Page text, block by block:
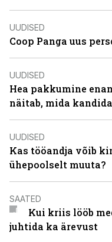
UUDISED
Coop Panga uus
UUDISED
Hea pakkumine
näitab, mida
UUDISED
Kas tööandja võib
ühepoolselt muuta?
SAATED
Kui kriis lööb
juhtida ka ärevust